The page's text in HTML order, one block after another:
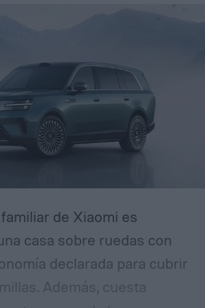
un sentido de urgencia. Si
que actúes de
el patrón. La
esta campaña se ha
como para que incluso
la realidad.
de Xiaomi es
casa sobre ruedas con
declarada para cubrir
Además, cuesta